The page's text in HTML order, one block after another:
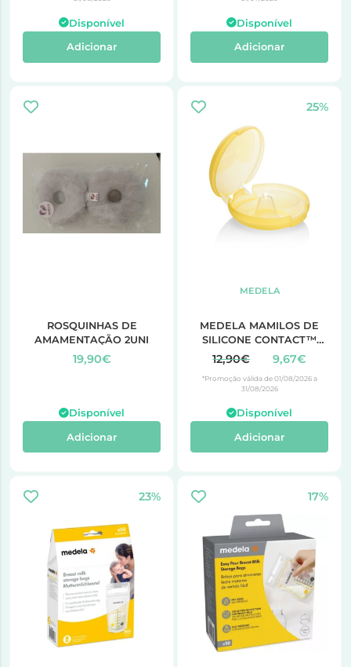
Disponível
Adicionar
Disponível
Adicionar
ROSQUINHAS DE
AMAMENTAÇÃO 2UNI
19,90€
Disponível
Adicionar
25%
MEDELA
MEDELA MAMILOS DE
SILICONE CONTACT™
TAMANHO S 2 UNIDADES
12,90€ 9,67€
*Promoção válida de 01/08/2026 a
31/08/2026
Disponível
Adicionar
23% 17%